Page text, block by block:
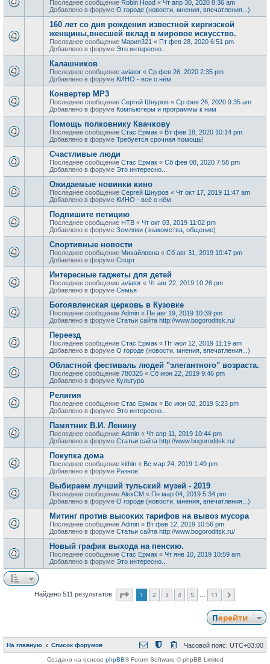
Последнее сообщение Robin Hood « Чт апр 30, 2020 8:36 am
Добавлено в форуме О городе (новости, мнения, впечатления...)
160 лет со дня рождения известной киргизской
женщины,внесшей вклад в мировое искусство.
Последнее сообщение Мария321 « Пт фев 28, 2020 6:51 pm
Добавлено в форуме Это интересно...
Калашников
Последнее сообщение aviator « Ср фев 26, 2020 2:35 pm
Добавлено в форуме КИНО - всё о нём
Конвертер MP3
Последнее сообщение Сергей Шнуров « Ср фев 26, 2020 9:35 am
Добавлено в форуме Компьютеры и программы к ним
Помощь полковнику Квачкову
Последнее сообщение Стас Ермак « Вт фев 18, 2020 10:14 pm
Добавлено в форуме Требуется срочная помощь!
Счастливые люди
Последнее сообщение Стас Ермак « Сб фев 08, 2020 7:58 pm
Добавлено в форуме Это интересно...
Ожидаемые новинки кино
Последнее сообщение Сергей Шнуров « Чт окт 17, 2019 11:47 am
Добавлено в форуме КИНО - всё о нём
Подпишите петицию
Последнее сообщение НТВ « Чт окт 03, 2019 11:02 pm
Добавлено в форуме Земляки (знакомства, общение)
Спортивные новости
Последнее сообщение Михайловна « Сб авг 31, 2019 10:47 pm
Добавлено в форуме Спорт
Интересные гаджеты для детей
Последнее сообщение aviator « Чт авг 22, 2019 10:26 pm
Добавлено в форуме Семья
Богоявленская церковь в Кузовке
Последнее сообщение Admin « Пн авг 19, 2019 10:39 pm
Добавлено в форуме Статьи сайта http://www.bogoroditsk.ru/
Переезд
Последнее сообщение Стас Ермак « Пт июл 12, 2019 11:19 am
Добавлено в форуме О городе (новости, мнения, впечатления...)
Областной фестиваль людей "элегантного" возраста.
Последнее сообщение 780325 « Сб июн 22, 2019 9:46 pm
Добавлено в форуме Культура
Религия
Последнее сообщение Стас Ермак « Вс июн 02, 2019 5:23 pm
Добавлено в форуме Это интересно...
Памятник В.И. Ленину
Последнее сообщение Admin « Чт апр 11, 2019 10:44 pm
Добавлено в форуме Статьи сайта http://www.bogoroditsk.ru/
Покупка дома
Последнее сообщение kithin « Вс мар 24, 2019 1:49 pm
Добавлено в форуме Разное
Выбираем лучший тульский музей - 2019
Последнее сообщение AlexCM « Пн мар 04, 2019 5:34 pm
Добавлено в форуме О городе (новости, мнения, впечатления...)
Митинг против высоких тарифов на вывоз мусора
Последнее сообщение Admin « Вт фев 12, 2019 10:56 pm
Добавлено в форуме Статьи сайта http://www.bogoroditsk.ru/
Новый график выхода на пенсию.
Последнее сообщение Стас Ермак « Чт янв 10, 2019 10:59 am
Добавлено в форуме Это интересно...
Найдено 511 результатов Страница из
1 2 3 4 5 11
Перейти
На главную Список форумов Часовой пояс: UTC+03:00
Создано на основе phpBB® Forum Software © phpBB Limited